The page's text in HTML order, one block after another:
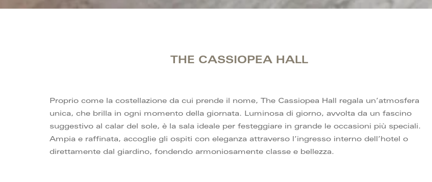
THE CASSIOPEA HALL
Proprio come la costellazione da cui prende il nome, The Cassiopea Hall regala un’atmosfera
unica, che brilla in ogni momento della giornata. Luminosa di giorno, avvolta da un fascino
suggestivo al calar del sole, è la sala ideale per festeggiare in grande le occasioni più speciali.
Ampia e raffinata, accoglie gli ospiti con eleganza attraverso l’ingresso interno dell’hotel o
direttamente dal giardino, fondendo armoniosamente classe e bellezza.